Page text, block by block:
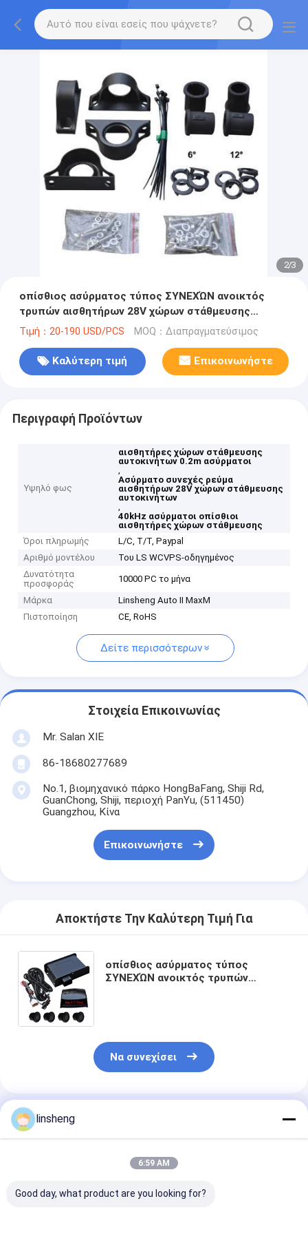
2/3
οπίσθιος ασύρματος τύπος ΣΥΝΕΧΏΝ ανοικτός
τρυπών αισθητήρων 28V χώρων στάθμευσης
αυτοκινήτων 0.2m 40kHz
Τιμή：20-190 USD/PCS MOQ：Διαπραγματεύσιμος
Καλύτερη τιμή Επικοινωνήστε
Περιγραφή Προϊόντων
Υψηλό φως
αισθητήρες χώρων στάθμευσης
αυτοκινήτων 0.2m ασύρματοι
,
Ασύρματο συνεχές ρεύμα
αισθητήρων 28V χώρων στάθμευσης
αυτοκινήτων
,
40kHz ασύρματοι οπίσθιοι
αισθητήρες χώρων στάθμευσης
Όροι πληρωμής
L/C, T/T, Paypal
Αριθμό μοντέλου
Του LS WCVPS-οδηγημένος
Δυνατότητα
προσφοράς
10000 PC το μήνα
Μάρκα
Linsheng Auto II MaxM
Πιστοποίηση
CE, RoHS
Δείτε περισσότερων
Στοιχεία Επικοινωνίας
Mr. Salan XIE
86-18680277689
No.1, βιομηχανικό πάρκο HongBaFang, Shiji Rd,
GuanChong, Shiji, περιοχή PanYu, (511450)
Guangzhou, Κίνα
Επικοινωνήστε
Αποκτήστε Την Καλύτερη Τιμή Για
οπίσθιος ασύρματος τύπος
ΣΥΝΕΧΏΝ ανοικτός τρυπών
Να συνεχίσει
Συνιστώμενα Προϊόντα
linsheng
6:59 AM
Good day, what product are you looking for?